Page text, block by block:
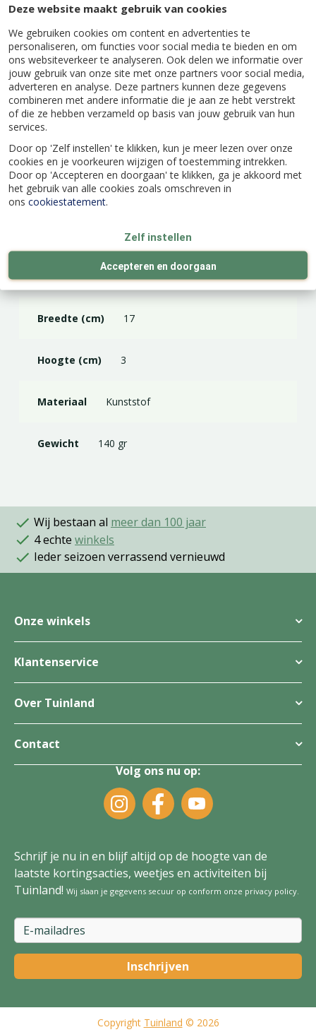
Deze website maakt gebruik van cookies
We gebruiken cookies om content en advertenties te
personaliseren, om functies voor social media te bieden en om
ons websiteverkeer te analyseren. Ook delen we informatie over
jouw gebruik van onze site met onze partners voor social media,
adverteren en analyse. Deze partners kunnen deze gegevens
combineren met andere informatie die je aan ze hebt verstrekt
of die ze hebben verzameld op basis van jouw gebruik van hun
services.
Door op 'Zelf instellen' te klikken, kun je meer lezen over onze
cookies en je voorkeuren wijzigen of toestemming intrekken.
Door op 'Accepteren en doorgaan' te klikken, ga je akkoord met
het gebruik van alle cookies zoals omschreven in
ons cookiestatement.
Zelf instellen
Accepteren en doorgaan
plastic, geproduceerd met windenergie en is
weer volledig recyclebaar.
Specificaties
EAN code 8711904121174
Merk Elho
Lengte (cm) 50
Breedte (cm) 17
Hoogte (cm) 3
Materiaal Kunststof
Gewicht 140 gr
Wij bestaan al meer dan 100 jaar
4 echte winkels
Ieder seizoen verrassend vernieuwd
Onze winkels
Klantenservice
Over Tuinland
Contact
Volg ons nu op:
Schrijf je nu in en blijf altijd op de hoogte van de
laatste kortingsacties, weetjes en activiteiten bij
Tuinland! Wij slaan je gegevens secuur op conform onze privacy policy.
Copyright Tuinland © 2026